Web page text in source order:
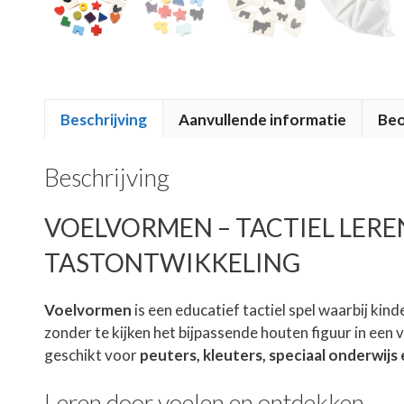
Beschrijving Aanvullende informatie
Beschrijving
VOELVORMEN – TACTIEL
TASTONTWIKKELING
Voelvormen is een educatief tactiel spel waarbij
zonder te kijken het bijpassende houten figuur in
geschikt voorpeuters, kleuters, speciaal